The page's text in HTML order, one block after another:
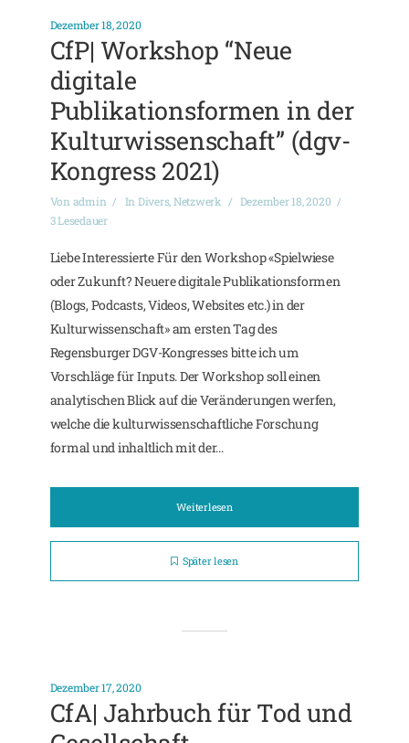
Dezember 18, 2020
CfP| Workshop “Neue
digitale
Publikationsformen in der
Kulturwissenschaft” (dgv-
Kongress 2021)
Von admin In Divers,Netzwerk
Dezember 18, 2020
3 Lesedauer
Liebe Interessierte Für den Workshop «Spielwiese
oder Zukunft? Neuere digitale Publikationsformen
(Blogs, Podcasts, Videos, Websites etc.) in der
Kulturwissenschaft» am ersten Tag des
Regensburger DGV-Kongresses bitte ich um
Vorschläge für Inputs. Der Workshop soll einen
analytischen Blick auf die Veränderungen werfen,
welche die kulturwissenschaftliche Forschung
formal und inhaltlich mit der...
Weiterlesen
Später lesen
Dezember 17, 2020
CfA| Jahrbuch für Tod und